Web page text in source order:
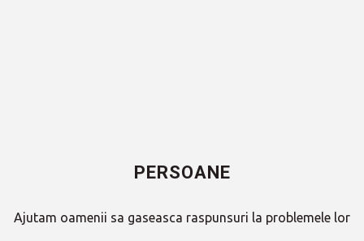
PERSOANE
Ajutam oamenii sa gaseasca raspunsuri la problemele lor